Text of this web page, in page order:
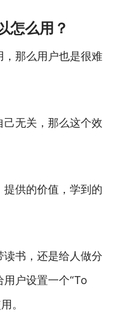
怎么用？
那么用户也是很难
无关，那么这个效
供的价值，学到的
书，还是给人做分
户设置一个“To
。